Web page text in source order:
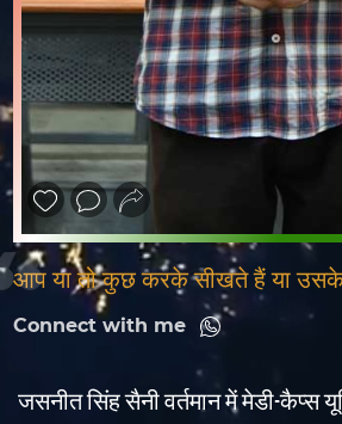
❮ ❯
आप या तो कुछ करके सीखते हैं या
Connect with me
जसनीत सिंह सैनी वर्तमान में मेडी-कैप्स